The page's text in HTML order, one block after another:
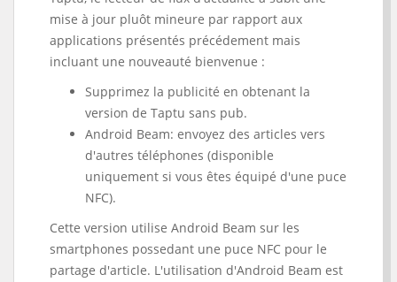
mise à jour pluôt mineure par rapport aux
applications présentés précédement mais
incluant une nouveauté bienvenue :
Supprimez la publicité en obtenant la
version de Taptu sans pub.
Android Beam: envoyez des articles vers
d'autres téléphones (disponible
uniquement si vous êtes équipé d'une puce
NFC).
Cette version utilise Android Beam sur les
smartphones possedant une puce NFC pour le
partage d'article. L'utilisation d'Android Beam est